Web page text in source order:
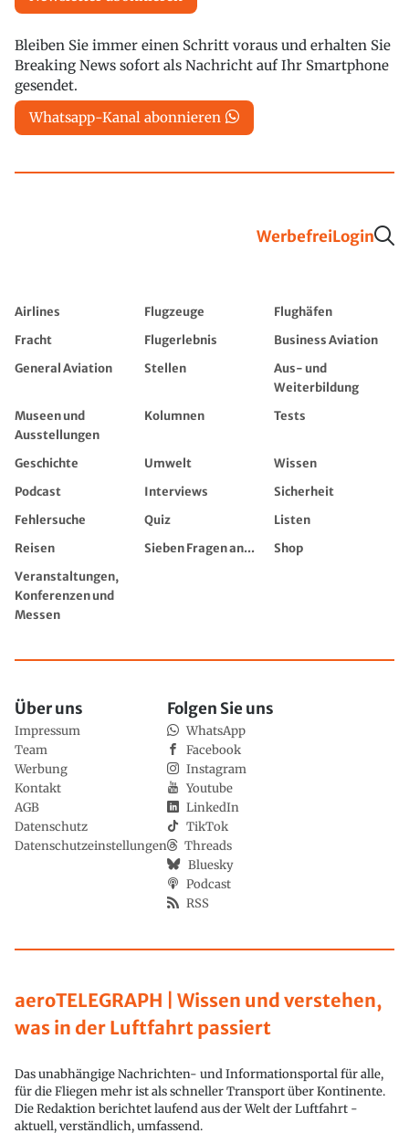
Bleiben Sie immer einen Schritt voraus und erhalten Sie
Breaking News sofort als Nachricht auf Ihr Smartphone
gesendet.
Whatsapp-Kanal abonnieren
WerbefreiLogin
Airlines Flugzeuge
Flughäfen
Fracht
Flugerlebnis
Business Aviation
General Aviation
Stellen
Aus- und
Weiterbildung
Museen und
Ausstellungen
Kolumnen Tests
Geschichte Umwelt
Wissen
Podcast
Interviews
Sicherheit
Fehlersuche
Quiz
Listen
Reisen
Sieben Fragen an...
Shop
Veranstaltungen,
Konferenzen und
Messen
aeroTELEGRAPH | Wissen und verstehen,
was in der Luftfahrt passiert
Das unabhängige Nachrichten- und Informationsportal für alle,
für die Fliegen mehr ist als schneller Transport über Kontinente.
Die Redaktion berichtet laufend aus der Welt der Luftfahrt -
aktuell, verständlich, umfassend.
Über uns
Impressum
Team
Werbung
Kontakt
AGB
Datenschutz
Datenschutzeinstellungen
Folgen Sie uns
WhatsApp
Facebook
Instagram
Youtube
LinkedIn
TikTok
Threads
Bluesky
Podcast
RSS